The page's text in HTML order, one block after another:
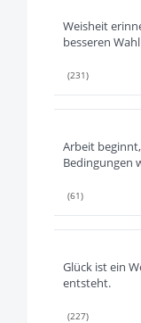
Weisheit
besseren
(231)
Arbeit
Bedingungen
(61)
Glück ist ein
entsteht.
(227)